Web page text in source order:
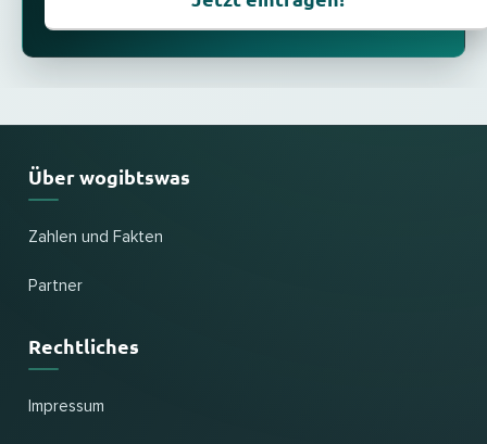
Über wogibtswas
Zahlen und Fakten
Partner
Rechtliches
Impressum